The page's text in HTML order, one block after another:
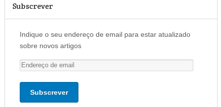
Subscrever
Indique o seu endereço de email para estar atualizado
sobre novos artigos
E
n
d